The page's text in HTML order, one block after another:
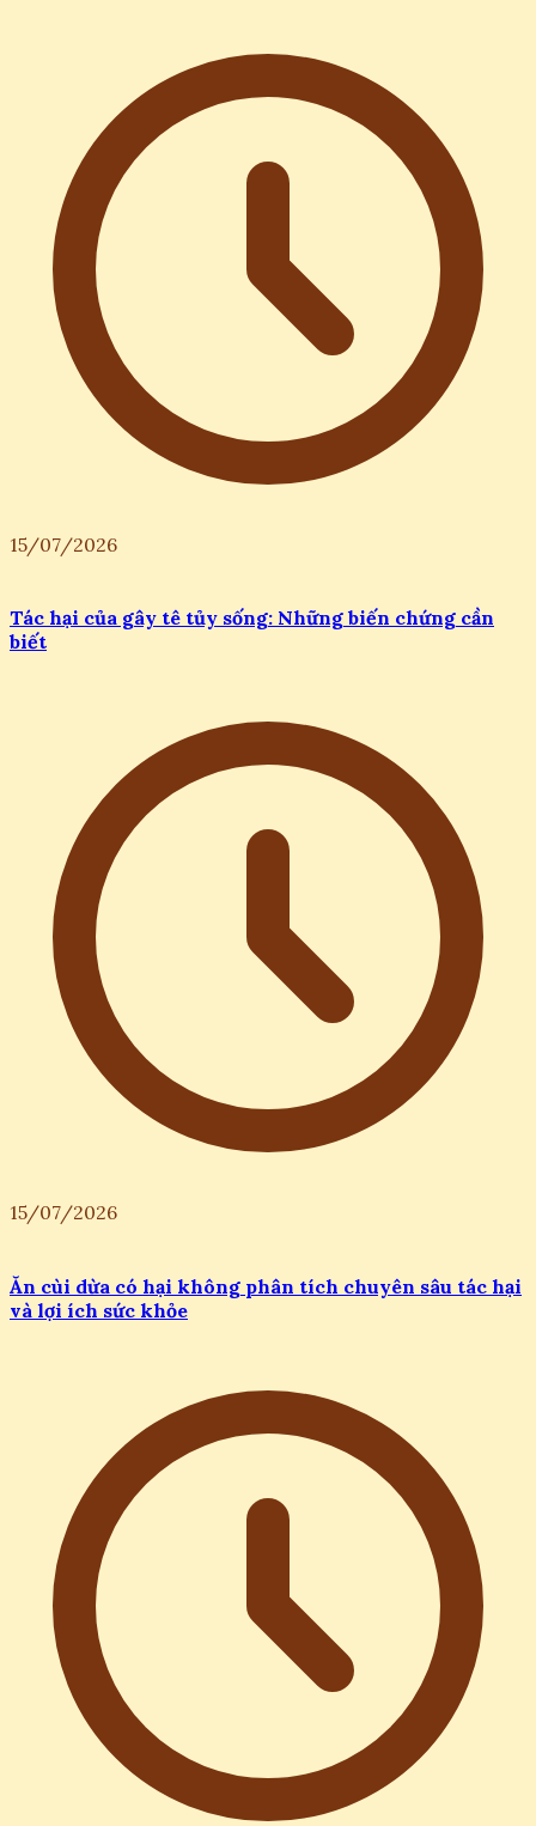
15/07/2026
Tác hại của gây tê tủy sống: Những biến chứng cần
biết
15/07/2026
Ăn cùi dừa có hại không phân tích chuyên sâu tác hại
và lợi ích sức khỏe